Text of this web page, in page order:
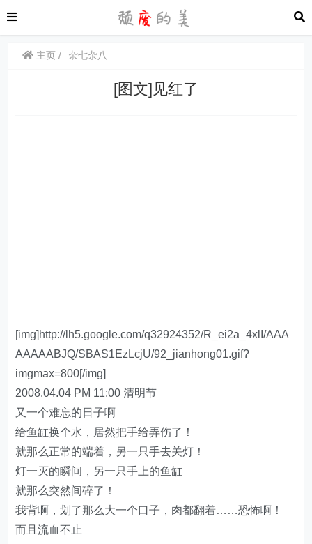
主页 杂七杂八
[图文]见红了
[img]http://lh5.google.com/q32924352/R_ei2a_4xlI/AAA
AAAAABJQ/SBAS1EzLcjU/92_jianhong01.gif?
imgmax=800[/img]
2008.04.04 PM 11:00 清明节
又一个难忘的日子啊
给鱼缸换个水，居然把手给弄伤了！
就那么正常的端着，另一只手去关灯！
灯一灭的瞬间，另一只手上的鱼缸
就那么突然间碎了！
我背啊，划了那么大一个口子，肉都翻着……恐怖啊！
而且流血不止